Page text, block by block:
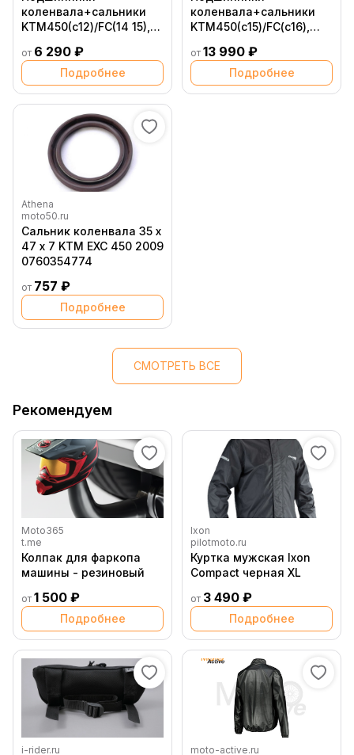
коленвала+сальники
KTM450(с12)/FC(14 15),
от 6 290 ₽
Подробнее
коленвала+сальники
KTM450(с15)/FC(c16),
от 13 990 ₽
Подробнее
Athena
moto50.ru
Сальник коленвала 35 x
47 x 7 KTM EXC 450 2009
0760354774
от 757 ₽
Подробнее
СМОТРЕТЬ ВСЕ
Рекомендуем
Moto365
t.me
Колпак для фаркопа
машины - резиновый
от 1 500 ₽
Подробнее
Ixon
pilotmoto.ru
Куртка мужская Ixon
Compact черная XL
от 3 490 ₽
Подробнее
i-rider.ru moto-active.ru